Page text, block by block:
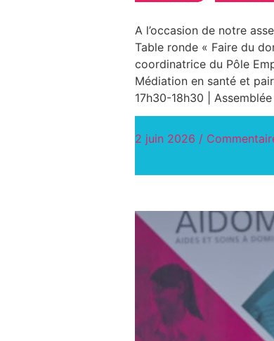
A l’occasion de notre
Table ronde « Faire du
coordinatrice du Pôle
Médiation en santé et
17h30-18h30 |
2 juin 2026 /